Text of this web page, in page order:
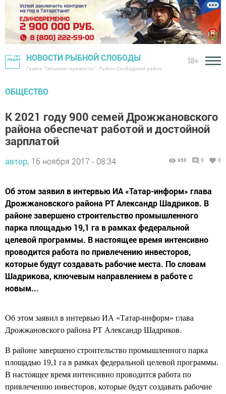
НОВОСТИ РЫБНОЙ СЛОБОДЫ
Газета "Сельские горизонты" - Рыбно-Слободский район
18+
ОБЩЕСТВО
К 2021 году 900 семей Дрожжановского
района обеспечат работой и достойной
зарплатой
автор, 16 ноября 2017 - 08:34 968 0 0
Об этом заявил в интервью ИА «Татар-информ» глава
Дрожжановского района РТ Александр Шадриков. В
районе завершено строительство промышленного
парка площадью 19,1 га в рамках федеральной
целевой программы. В настоящее время интенсивно
проводится работа по привлечению инвесторов,
которые будут создавать рабочие места. По словам
Шадрикова, ключевым направлением в работе с
новым...
Об этом заявил в интервью ИА «Татар-информ» глава
Дрожжановского района РТ Александр Шадриков.
В районе завершено строительство промышленного парка
площадью 19,1 га в рамках федеральной целевой программы.
В настоящее время интенсивно проводится работа по
привлечению инвесторов, которые будут создавать рабочие